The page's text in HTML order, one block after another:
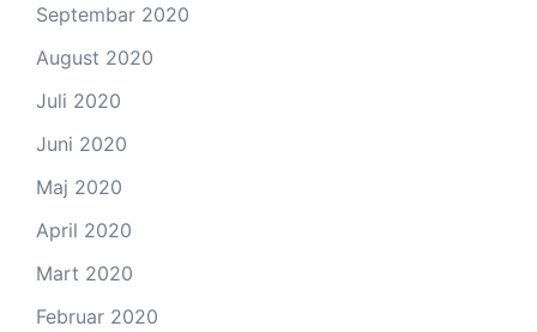
Septembar 2020
August 2020
Juli 2020
Juni 2020
Maj 2020
April 2020
Mart 2020
Februar 2020